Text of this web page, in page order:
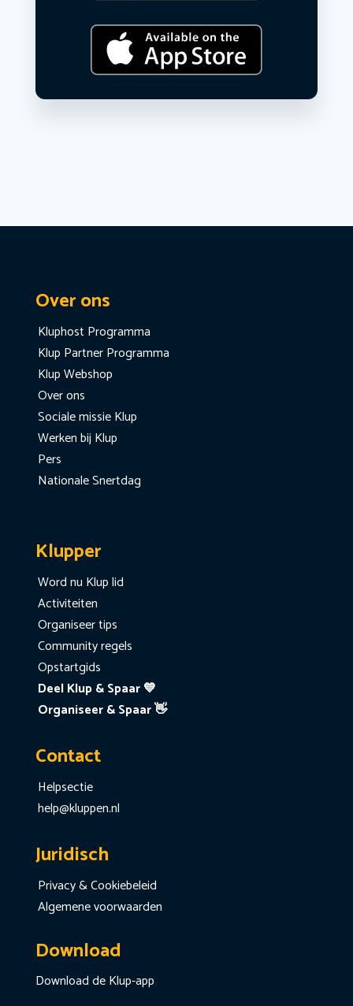
Over ons
Kluphost Programma
Klup Partner Programma
Klup Webshop
Over ons
Sociale missie Klup
Werken bij Klup
Pers
Nationale Snertdag
Klupper
Word nu Klup lid
Activiteiten
Organiseer tips
Community regels
Opstartgids
Deel Klup & Spaar 💙
Organiseer & Spaar 👋
Contact
Helpsectie
help@kluppen.nl
Juridisch
Privacy & Cookiebeleid
Algemene voorwaarden
Download
Download de Klup-app